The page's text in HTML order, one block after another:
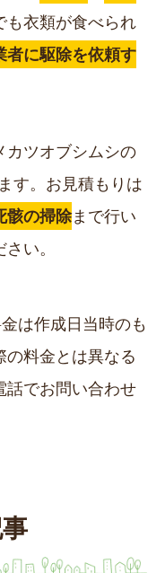
も衣類が食べられ
者に駆除を依頼す
カツオブシムシの
す。お見積もりは
骸の掃除まで行い
い。
は作成日当時のも
料金とは異なる
話でお問い合わせ